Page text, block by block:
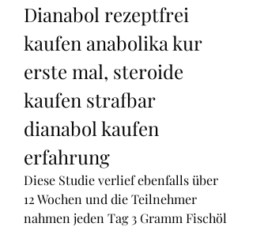
Dianabol rezeptfrei
kaufen anabolika kur
erste mal, steroide
kaufen strafbar
dianabol kaufen
erfahrung
Diese Studie verlief ebenfalls über
12 Wochen und die Teilnehmer
nahmen jeden Tag 3 Gramm Fischöl